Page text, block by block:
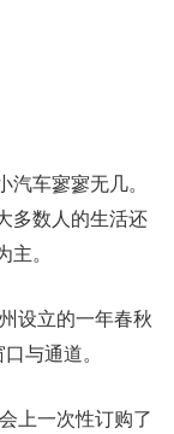
汽车寥寥无几。
多数人的生活还
主。
设立的一年春秋
与通道。
上一次性订购了